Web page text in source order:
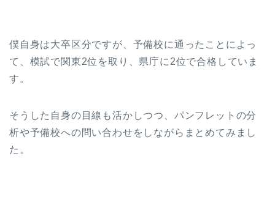
僕自身は大卒区分ですが、予備校に通ったことによっ
て、模試で関東2位を取り、県庁に2位で合格していま
す。
そうした自身の目線も活かしつつ、パンフレットの分
析や予備校への問い合わせをしながらまとめてみまし
た。